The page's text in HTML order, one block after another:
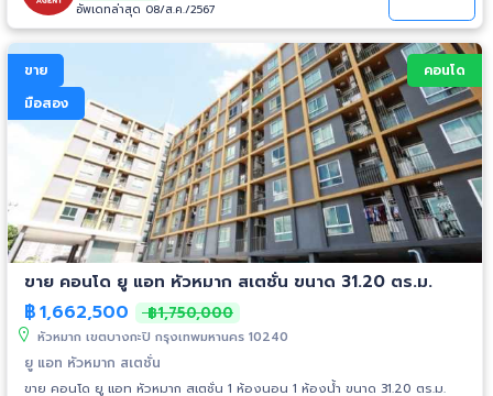
อัพเดทล่าสุด 08/ส.ค./2567
ขาย
มือสอง
คอนโด
ขาย คอนโด ยู แอท หัวหมาก สเตชั่น ขนาด 31.20 ตร.ม.
฿1,662,500 ฿1,750,000
หัวหมาก เขตบางกะปิ กรุงเทพมหานคร 10240
ยู แอท หัวหมาก สเตชั่น
ขาย คอนโด ยู แอท หัวหมาก สเตชั่น 1 ห้องนอน 1 ห้องน้ำ ขนาด 31.20 ตร.ม.